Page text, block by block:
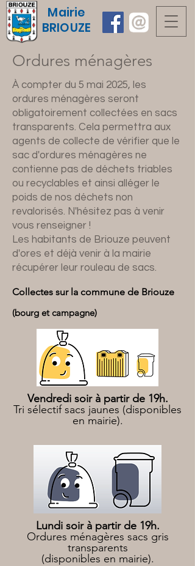
Mairie
BRIOUZE
Ordures ménagères
À compter du 5 mai 2025, les
ordures ménagères seront
obligatoirement collectées en sacs
transparents. Cela permettra aux
agents de collecte de vérifier que le
sac d'ordures ménagères ne
contienne pas de déchets triables
ou recyclables et ainsi alléger le
poids de nos déchets non
revalorisés. N'hésitez pas à venir
vous renseigner !
Les habitants de Briouze peuvent
d'ores et déjà venir à la mairie
récupérer leur rouleau de sacs.
Collectes sur la commune de Briouze
(bourg et campagne)
Vendredi soir à partir de 19h.
Tri sélectif sacs jaunes (disponibles
en mairie).
Lundi soir à partir de 19h.
Ordures ménagères sacs gris
transparents
(disponibles en mairie).